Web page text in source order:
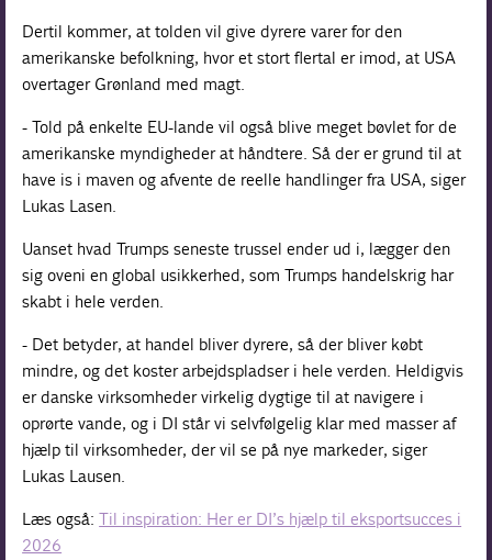
Dertil kommer, at tolden vil give dyrere varer for den
amerikanske befolkning, hvor et stort flertal er imod, at USA
overtager Grønland med magt.
- Told på enkelte EU-lande vil også blive meget bøvlet for de
amerikanske myndigheder at håndtere. Så der er grund til at
have is i maven og afvente de reelle handlinger fra USA, siger
Lukas Lasen.
Uanset hvad Trumps seneste trussel ender ud i, lægger den
sig oveni en global usikkerhed, som Trumps handelskrig har
skabt i hele verden.
- Det betyder, at handel bliver dyrere, så der bliver købt
mindre, og det koster arbejdspladser i hele verden. Heldigvis
er danske virksomheder virkelig dygtige til at navigere i
oprørte vande, og i DI står vi selvfølgelig klar med masser af
hjælp til virksomheder, der vil se på nye markeder, siger
Lukas Lausen.
Læs også:Til inspiration: Her er DI’s hjælp til eksportsucces i
2026